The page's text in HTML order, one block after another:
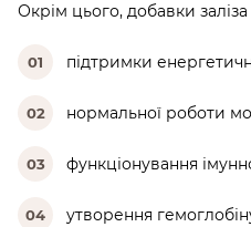
Окрім цього, добавки заліза
01 підтримки
02 нормальної роботи
03 функціонування
04 утворення